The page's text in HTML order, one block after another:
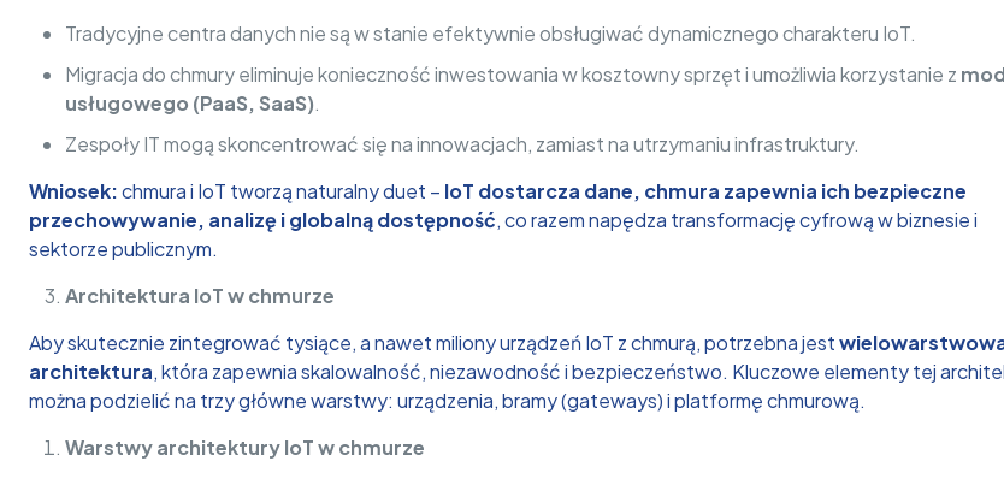
Tradycyjne centra danych nie są w stanie efektywnie obsługiwać dynamicznego charakteru IoT.
Migracja do chmury eliminuje konieczność inwestowania w kosztowny sprzęt i umożliwia korzystanie z
usługowego (PaaS, SaaS).
Zespoły IT mogą skoncentrować się na innowacjach, zamiast na utrzymaniu infrastruktury.
Wniosek:chmura i IoT tworzą naturalny duet – IoT dostarcza dane, chmura zapewnia ich bezpieczne
przechowywanie, analizę i globalną dostępność, co razem napędza transformację cyfrową w biznesie i
sektorze publicznym.
Architektura IoT w chmurze
Aby skutecznie zintegrować tysiące, a nawet miliony urządzeń IoT z chmurą, potrzebna jest
architektura, która zapewnia skalowalność, niezawodność i bezpieczeństwo. Kluczowe elementy tej
można podzielić na trzy główne warstwy: urządzenia, bramy (gateways) i platformę chmurową.
Warstwy architektury IoT w chmurze